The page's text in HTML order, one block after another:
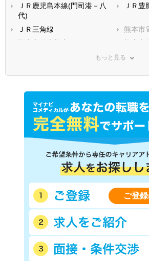
ＪＲ鹿児島本線(門司港－八
代)
ＪＲ豊
ＪＲ三角線
熊本市
熊本電
もっと見る
ご登